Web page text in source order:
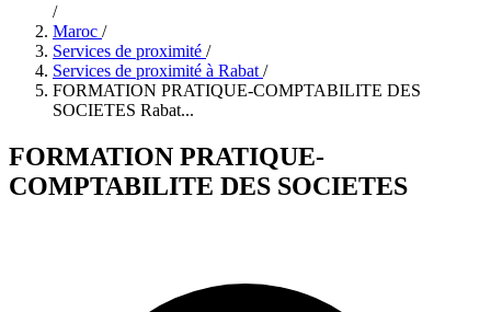
/
Maroc /
Services de proximité /
Services de proximité à Rabat /
FORMATION PRATIQUE-COMPTABILITE DES
SOCIETES Rabat...
FORMATION PRATIQUE-
COMPTABILITE DES SOCIETES